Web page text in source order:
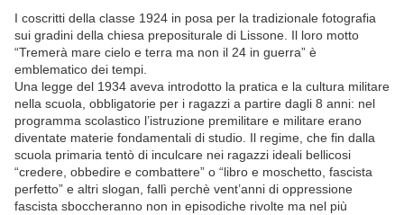
I coscritti della classe 1924 in posa per la tradizionale fotografia
sui gradini della chiesa prepositurale di Lissone. Il loro motto
“Tremerà mare cielo e terra ma non il 24 in guerra” è
emblematico dei tempi.
Una legge del 1934 aveva introdotto la pratica e la cultura militare
nella scuola, obbligatorie per i ragazzi a partire dagli 8 anni: nel
programma scolastico l’istruzione premilitare e militare erano
diventate materie fondamentali di studio. Il regime, che fin dalla
scuola primaria tentò di inculcare nei ragazzi ideali bellicosi
“credere, obbedire e combattere” o “libro e moschetto, fascista
perfetto” e altri slogan, fallì perchè vent’anni di oppressione
fascista sboccheranno non in episodiche rivolte ma nel più